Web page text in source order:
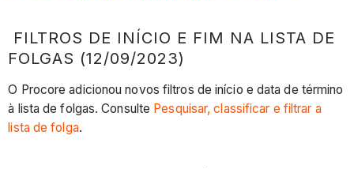
fim
na
lista
de
folgas
(12/09/2023)
FILTROS DE INÍCIO E FIM NA LISTA DE
FOLGAS (12/09/2023)
O Procore adicionou novos filtros de início e data de término
à lista de folgas. Consulte Pesquisar, classificar e filtrar a
lista de folga.